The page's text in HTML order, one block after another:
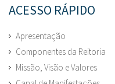
ACESSO RÁPIDO
Apresentação
Componentes da Reitoria
Missão, Visão e Valores